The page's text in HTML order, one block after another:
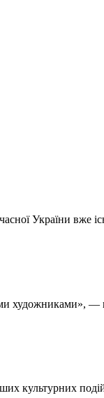
України вже
художниками»,
культурних